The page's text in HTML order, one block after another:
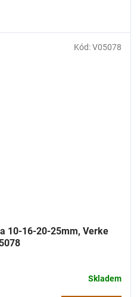
10-16-20-25mm, Verke
Skladem
Kód:V05078